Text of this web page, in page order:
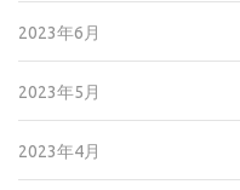
2023年6月
2023年5月
2023年4月